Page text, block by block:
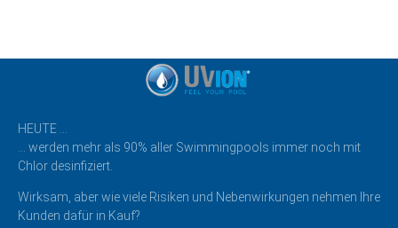
HEUTE …
… werden mehr als 90% aller Swimmingpools immer noch mit
Chlor desinfiziert.
Wirksam, aber wie viele Risiken und Nebenwirkungen nehmen Ihre
Kunden dafür in Kauf?